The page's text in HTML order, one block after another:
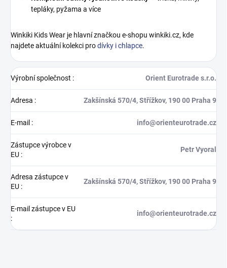
tepláky, pyžama a více
Winkiki Kids Wear je hlavní značkou e-shopu winkiki.cz, kde
najdete aktuální kolekci prodívky i chlapce.
Výrobní společnost : Orient Eurotrade s.r.o.
Adresa : Zakšínská 570/4, Střížkov, 190 00 Praha 9
E-mail : info@orienteurotrade.cz
Zástupce výrobce v
EU :
Petr Vyoral
Adresa zástupce v
EU :
Zakšínská 570/4, Střížkov, 190 00 Praha 9
E-mail zástupce v EU
:
info@orienteurotrade.cz